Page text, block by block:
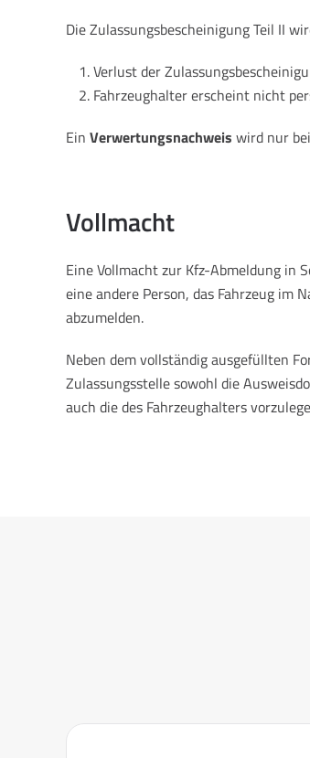
Die Zulassungsbescheinigung Teil II
Verlust der
Fahrzeughalter erscheint nicht
Ein Verwertungsnachweis wird nur
Vollmacht
Eine Vollmacht zur Kfz-Abmeldung in
eine andere Person, das Fahrzeug im
abzumelden.
Neben dem vollständig ausgefüllten
Zulassungsstelle sowohl die
auch die des Fahrzeughalters